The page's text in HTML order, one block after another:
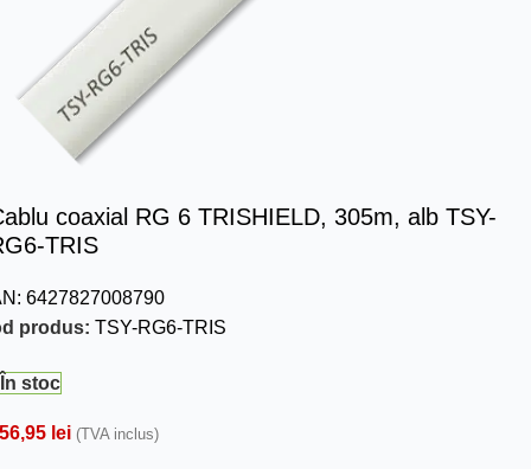
coaxial RG 6 TRISHIELD, 305m, alb TSY-
TRIS
6427827008790
produs: TSY-RG6-TRIS
În stoc
lei (TVA inclus)